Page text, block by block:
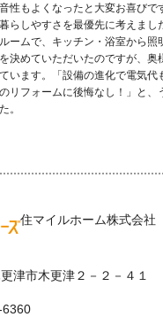
性もよくなったと大変お喜びで
らしやすさを最優先に考えまし
ームで、キッチン・浴室から照
決めていただいたのですが、奥
います。「設備の進化で電気代
リフォームに後悔なし！」と、
。
住マイルホーム株式会社
津市木更津２－２－４１
6360